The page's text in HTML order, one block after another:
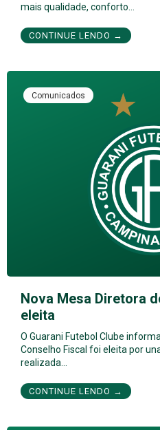
mais qualidade, conforto…
CONTINUE LENDO →
Comunicados
Nova Mesa Diretora
eleita
O Guarani Futebol Clube
Conselho Fiscal foi eleita por
realizada…
CONTINUE LENDO →